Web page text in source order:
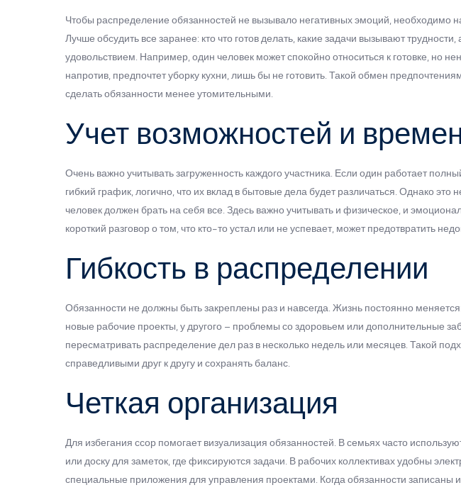
Чтобы распределение обязанностей не вызывало негативных эмоций, необходимо
Лучше обсудить все заранее: кто что готов делать, какие задачи вызывают
удовольствием. Например, один человек может спокойно относиться к готовке, но
напротив, предпочтет уборку кухни, лишь бы не готовить. Такой обмен
сделать обязанности менее утомительными.
Учет возможностей и
Очень важно учитывать загруженность каждого участника. Если один работает
гибкий график, логично, что их вклад в бытовые дела будет различаться. Однако это
человек должен брать на себя все. Здесь важно учитывать и физическое, и
короткий разговор о том, что кто-то устал или не успевает, может предотвратить
Гибкость в распределении
Обязанности не должны быть закреплены раз и навсегда. Жизнь постоянно
новые рабочие проекты, у другого – проблемы со здоровьем или дополнительные
пересматривать распределение дел раз в несколько недель или месяцев. Такой
справедливыми друг к другу и сохранять баланс.
Четкая организация
Для избегания ссор помогает визуализация обязанностей. В семьях часто
или доску для заметок, где фиксируются задачи. В рабочих коллективах удобны
специальные приложения для управления проектами. Когда обязанности записаны